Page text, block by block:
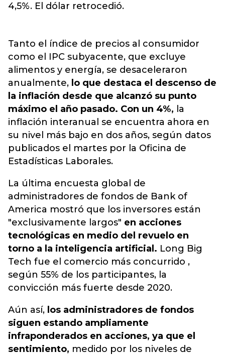
4,5%. El dólar retrocedió.
Tanto el índice de precios al consumidor
como el IPC subyacente, que excluye
alimentos y energía, se desaceleraron
anualmente, lo que destaca el descenso de
la inflación desde que alcanzó su punto
máximo el año pasado. Con un 4%, la
inflación interanual se encuentra ahora en
su nivel más bajo en dos años, según datos
publicados el martes por la Oficina de
Estadísticas Laborales.
La última encuesta global de
administradores de fondos de Bank of
America mostró que los inversores están
"exclusivamente largos" en acciones
tecnológicas en medio del revuelo en
torno a la inteligencia artificial. Long Big
Tech fue el comercio más concurrido ,
según 55% de los participantes, la
convicción más fuerte desde 2020.
Aún así, los administradores de fondos
siguen estando ampliamente
infraponderados en acciones, ya que el
sentimiento, medido por los niveles de